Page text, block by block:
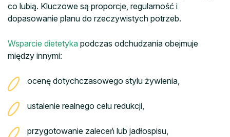
co lubią. Kluczowe są proporcje, regularność i
dopasowanie planu do rzeczywistych potrzeb.
Wsparcie dietetyka podczas odchudzania obejmuje
między innymi:
ocenę dotychczasowego stylu żywienia,
ustalenie realnego celu redukcji,
przygotowanie zaleceń lub jadłospisu,